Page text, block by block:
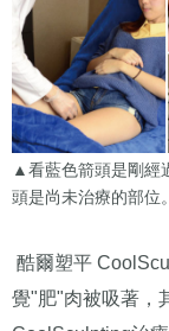
▲看藍色箭頭是剛經
頭是尚未治療的部位。
酷爾塑平
覺"肥"肉被吸著，